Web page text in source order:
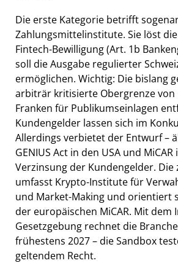
Die erste Kategorie betrifft
Zahlungsmittelinstitute. Sie löst
Fintech-Bewilligung (Art. 1b
soll die Ausgabe regulierter
ermöglichen. Wichtig: Die bislang
arbiträr kritisierte Obergrenze von
Franken für Publikumseinlagen
Kundengelder lassen sich im
Allerdings verbietet der Entwurf –
GENIUS Act in den USA und
Verzinsung der Kundengelder. Die
umfasst Krypto-Institute für
und Market-Making und orientiert
der europäischen MiCAR. Mit
Gesetzgebung rechnet die
frühestens 2027 – die Sandbox
geltendem Recht.